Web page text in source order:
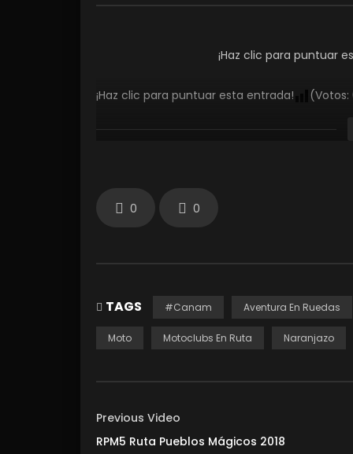
¡Haz clic para puntuar
¡Haz clic para puntuar esta entrada! (Votos:
0 0
TAGS #Canam Aventura En Ruedas
Moto Motoclubs En Ruta Naranjazo
Previous Video
RPM5 Ruta Pueblos Mágicos 2018